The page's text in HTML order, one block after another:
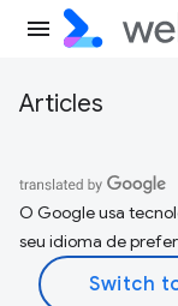
Articles
O Google usa
seu idioma de